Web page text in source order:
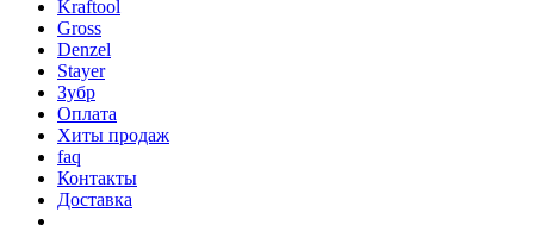
Kraftool
Gross
Denzel
Stayer
Зубр
Оплата
Хиты продаж
faq
Контакты
Доставка